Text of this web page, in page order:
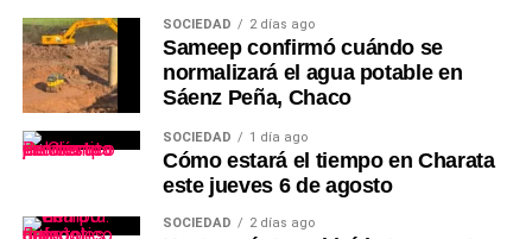
SOCIEDAD 2 días ago
Sameep confirmó cuándo se
normalizará el agua potable en
Sáenz Peña, Chaco
SOCIEDAD 1 día ago
Cómo estará el tiempo en Charata
este jueves 6 de agosto
SOCIEDAD 2 días ago